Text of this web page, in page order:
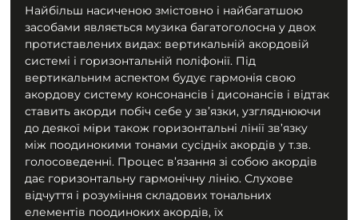
Найбільш насиченою змістовно і найбагатшою
засобами являється музика багатоголосна у двох
протиставлених видах: вертикальній акордовій
системі і горизонтальній поліфонії. Під
вертикальним аспектом будує гармонія свою
акордову систему консонансів і дисонансів і відтак
ставить акорди побіч себе у зв’язки, узгляднюючи
до деякої міри також горизонтальні лінії зв’язку
між поодинокими тонами сусідніх акордів у т.зв.
голосоведенні. Процес в’язання зі собою акордів
дає горизонтальну гармонічну лінію. Слухове
відчуття і розуміння складових тональних
елементів поодиноких акордів, їх